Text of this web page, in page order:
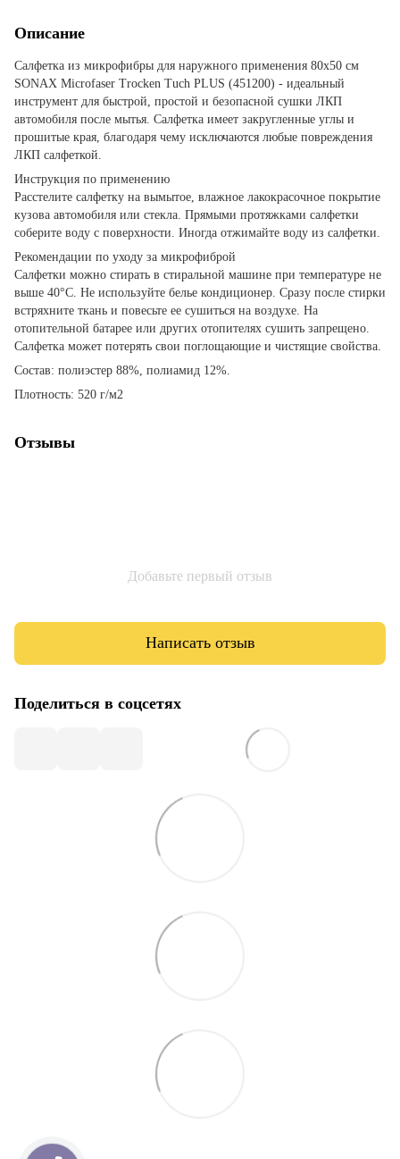
Описание
Салфетка из микрофибры для наружного применения 80х50 см
SONAX Microfaser Trocken Tuch PLUS (451200) - идеальный
инструмент для быстрой, простой и безопасной сушки ЛКП
автомобиля после мытья. Салфетка имеет закругленные углы и
прошитые края, благодаря чему исключаются любые повреждения
ЛКП салфеткой.
Инструкция по применению
Расстелите салфетку на вымытое, влажное лакокрасочное покрытие
кузова автомобиля или стекла. Прямыми протяжками салфетки
соберите воду с поверхности. Иногда отжимайте воду из салфетки.
Рекомендации по уходу за микрофиброй
Салфетки можно стирать в стиральной машине при температуре не
выше 40°C. Не используйте белье кондиционер. Сразу после стирки
встряхните ткань и повесьте ее сушиться на воздухе. На
отопительной батарее или других отопителях сушить запрещено.
Салфетка может потерять свои поглощающие и чистящие свойства.
Состав: полиэстер 88%, полиамид 12%.
Плотность: 520 г/м2
Отзывы
Добавьте первый отзыв
Написать отзыв
Поделиться в соцсетях